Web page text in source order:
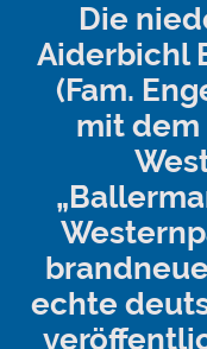
Die
Aiderbichl
(Fam.
mit dem
echte